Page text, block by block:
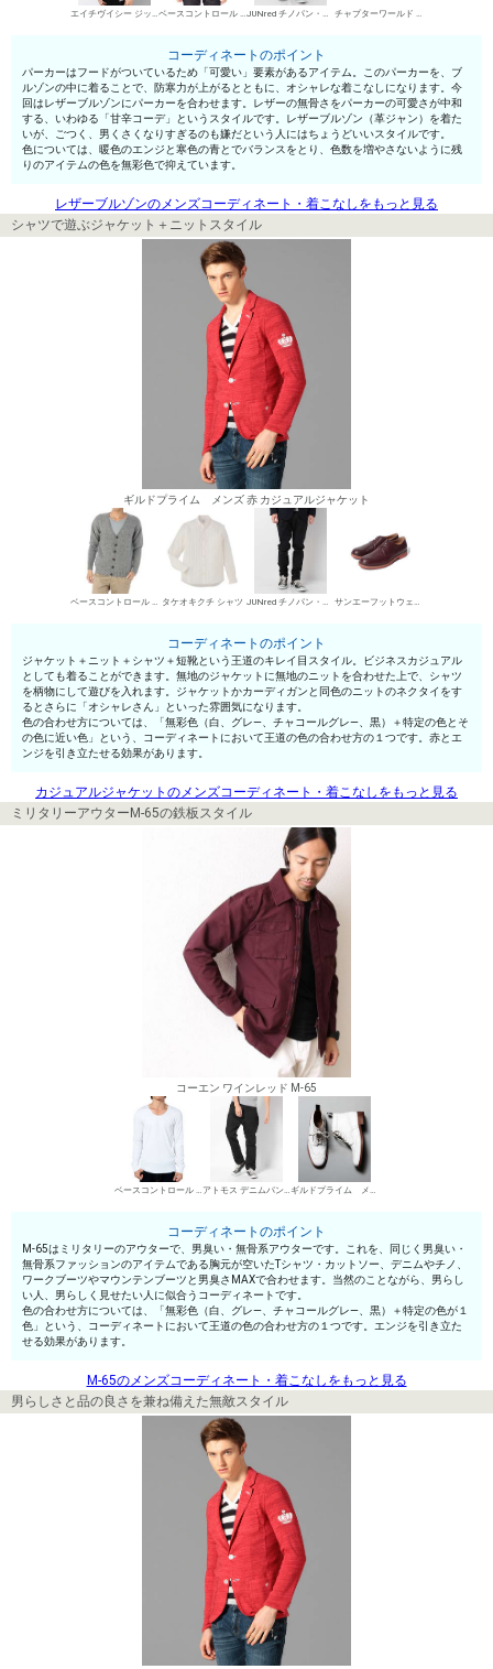
エイチヴイシー ジップアップパーカー ベースコントロール UネックTシャツ JUNred チノパン・綿パン チャプターワールド ワークブーツ
コーディネートのポイント
パーカーはフードがついているため「可愛い」要素があるアイテム。このパーカーを、ブ
ルゾンの中に着ることで、防寒力が上がるとともに、オシャレな着こなしになります。今
回はレザーブルゾンにパーカーを合わせます。レザーの無骨さをパーカーの可愛さが中和
する、いわゆる「甘辛コーデ」というスタイルです。レザーブルゾン（革ジャン）を着た
いが、ごつく、男くさくなりすぎるのも嫌だという人にはちょうどいいスタイルです。
色については、暖色のエンジと寒色の青とでバランスをとり、色数を増やさないように残
りのアイテムの色を無彩色で抑えています。
レザーブルゾンのメンズコーディネート・着こなしをもっと見る
シャツで遊ぶジャケット＋ニットスタイル
ギルドプライム メンズ 赤 カジュアルジャケット
ベースコントロール カーディガン タケオキクチ シャツ JUNred チノパン・綿パン サンエーフットウェア 短靴・レザーシューズ
コーディネートのポイント
ジャケット＋ニット＋シャツ＋短靴という王道のキレイ目スタイル。ビジネスカジュアル
としても着ることができます。無地のジャケットに無地のニットを合わせた上で、シャツ
を柄物にして遊びを入れます。ジャケットかカーディガンと同色のニットのネクタイをす
るとさらに「オシャレさん」といった雰囲気になります。
色の合わせ方については、「無彩色（白、グレ—、チャコールグレ—、黒）＋特定の色とそ
の色に近い色」という、コーディネートにおいて王道の色の合わせ方の１つです。赤とエ
ンジを引き立たせる効果があります。
カジュアルジャケットのメンズコーディネート・着こなしをもっと見る
ミリタリーアウターM-65の鉄板スタイル
コーエン ワインレッド M-65
ベースコントロール UネックTシャツ アトモス デニムパンツ・ジーンズ ギルドプライム メンズ ワークブーツ
コーディネートのポイント
M-65はミリタリーのアウターで、男臭い・無骨系アウターです。これを、同じく男臭い・
無骨系ファッションのアイテムである胸元が空いたTシャツ・カットソー、デニムやチノ、
ワークブーツやマウンテンブーツと男臭さMAXで合わせます。当然のことながら、男らし
い人、男らしく見せたい人に似合うコーディネートです。
色の合わせ方については、「無彩色（白、グレ—、チャコールグレ—、黒）＋特定の色が１
色」という、コーディネートにおいて王道の色の合わせ方の１つです。エンジを引き立た
せる効果があります。
M-65のメンズコーディネート・着こなしをもっと見る
男らしさと品の良さを兼ね備えた無敵スタイル